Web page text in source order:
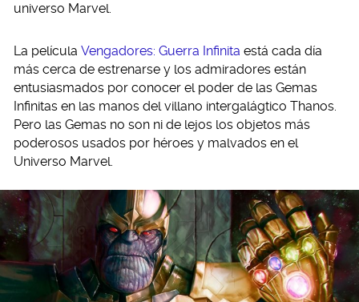
universo Marvel.
La película Vengadores: Guerra Infinita está cada día
más cerca de estrenarse y los admiradores están
entusiasmados por conocer el poder de las Gemas
Infinitas en las manos del villano intergalágtico Thanos.
Pero las Gemas no son ni de lejos los objetos más
poderosos usados por héroes y malvados en el
Universo Marvel.